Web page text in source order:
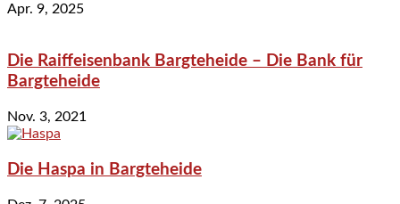
Apr. 9, 2025
Die Raiffeisenbank Bargteheide – Die Bank für
Bargteheide
Nov. 3, 2021
Die Haspa in Bargteheide